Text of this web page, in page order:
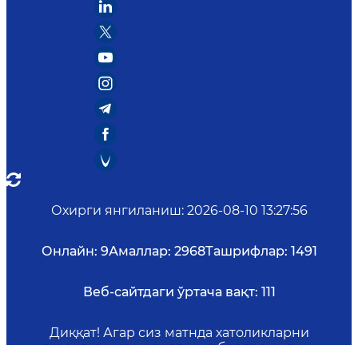
Охирги янгиланиш: 2026-08-10 13:27:56
Онлайн: 9Амаллар: 2968Ташрифлар: 1491
Веб-сайтдаги ўртача вақт: 111
Диққат! Агар сиз матнда хатоликларни